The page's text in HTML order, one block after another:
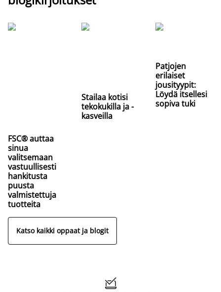
FSC® auttaa
sinua
valitsemaan
vastuullisesti
hankitusta
puusta
valmistettuja
tuotteita
Stailaa kotisi
tekokukilla ja -
kasveilla
Patjojen
erilaiset
jousityypit:
Löydä itsellesi
sopiva tuki
Katso kaikki oppaat ja blogit
